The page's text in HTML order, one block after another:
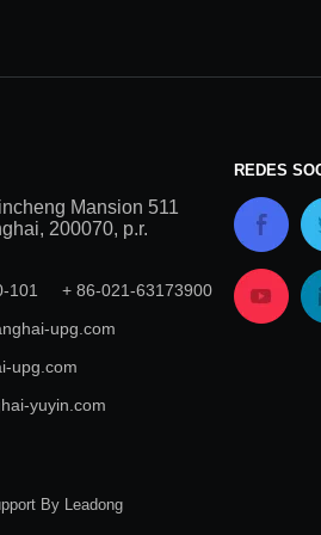
Mansion 511
200070, p.r.
101 + 86-021-63173900
upg.com
upg.com
yuyin.com
REDES
By Leadong